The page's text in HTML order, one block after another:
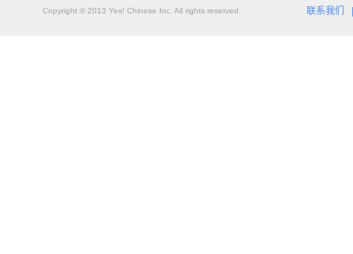
Copyright © 2013 Yes! Chinese Inc. All rights reserved. 联系我们